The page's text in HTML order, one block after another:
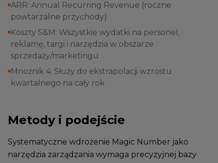
ARR: Annual Recurring Revenue (roczne
powtarzalne przychody)
Koszty S&M: Wszystkie wydatki na personel,
reklamę, targi i narzędzia w obszarze
sprzedaży/marketingu
Mnożnik 4: Służy do ekstrapolacji wzrostu
kwartalnego na cały rok
Metody i podejście
Systematyczne wdrożenie Magic Number jako
narzędzia zarządzania wymaga precyzyjnej bazy